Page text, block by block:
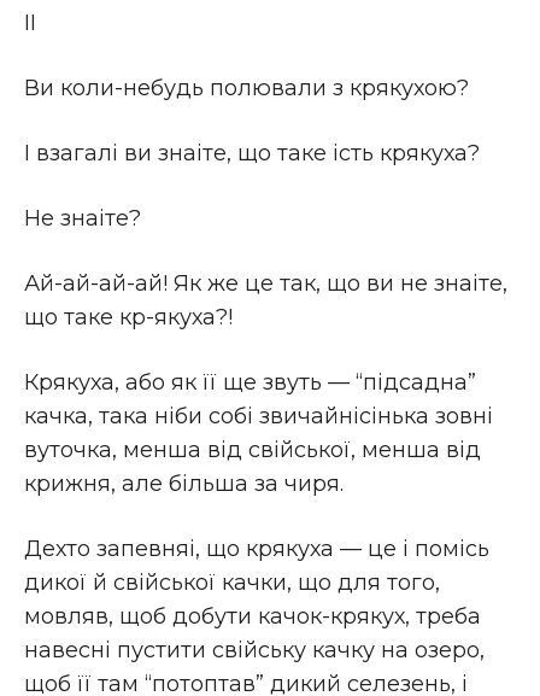
II
Ви коли-небудь полювали з крякухою?
I взагалi ви знаіте, що таке ість крякуха?
Не знаіте?
Ай-ай-ай-ай! Як же це так, що ви не знаіте,
що таке кр-якуха?!
Крякуха, або як її ще звуть — “пiдсадна”
качка, така нiби собi звичайнiсiнька зовнi
вуточка, менша вiд свiйської, менша вiд
крижня, але бiльша за чиря.
Дехто запевняі, що крякуха — це і помiсь
дикої й свiйської качки, що для того,
мовляв, щоб добути качок-крякух, треба
навеснi пустити свiйську качку на озеро,
щоб її там “потоптав” дикий селезень, i